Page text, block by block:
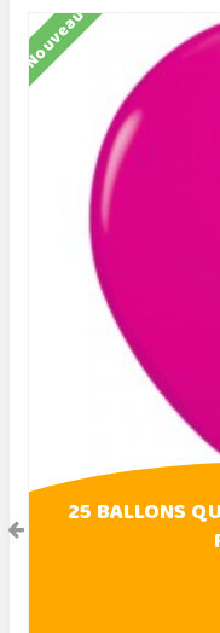
Nouveau
25 BALLONS